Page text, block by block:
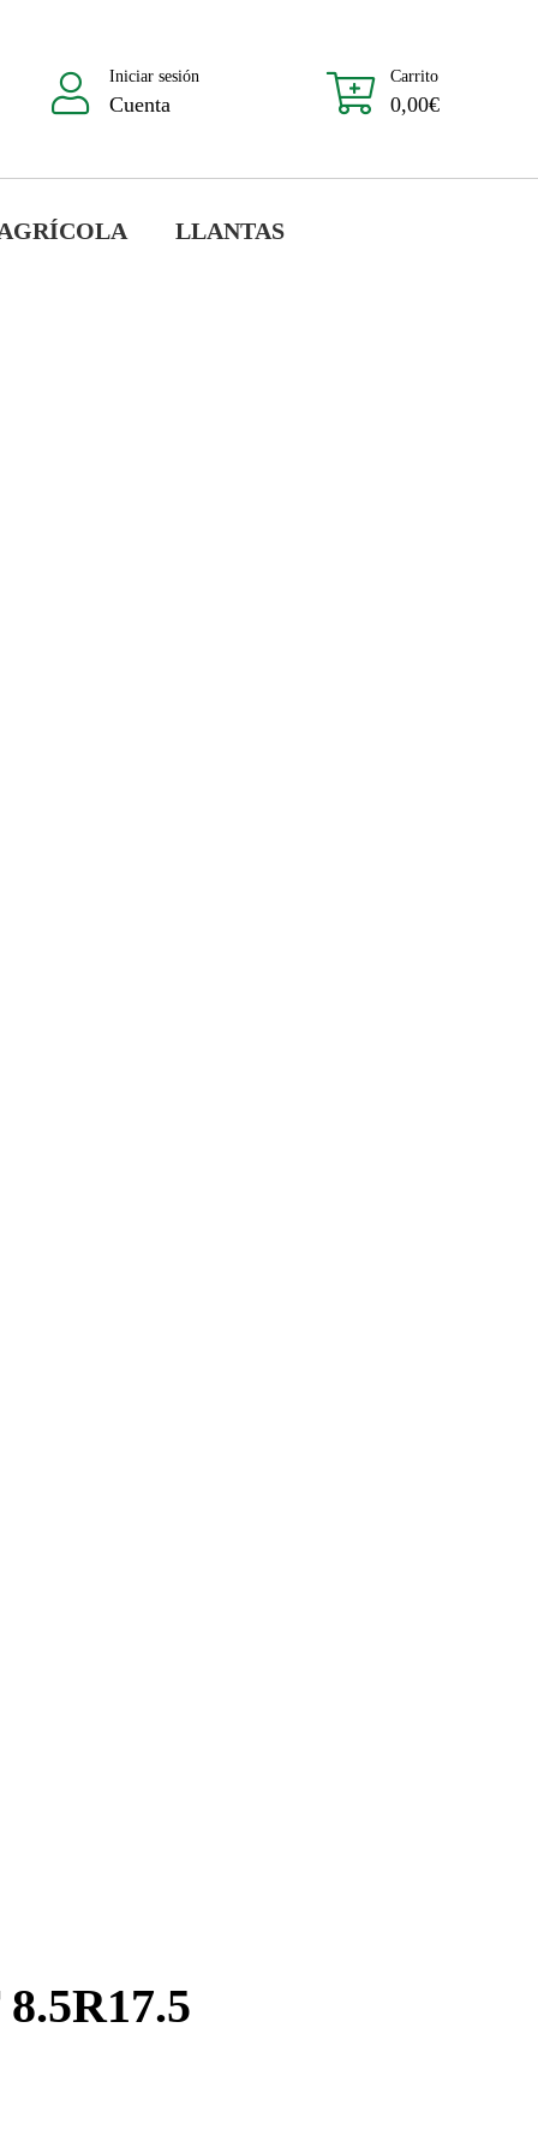
Iniciar sesión
Cuenta
Carrito
0,00€
LLANTAS